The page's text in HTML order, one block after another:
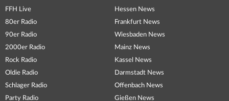
FFH Live
80er Radio
90er Radio
2000er Radio
Rock Radio
Oldie Radio
Schlager Radio
Party Radio
Hessen News
Frankfurt News
Wiesbaden News
Mainz News
Kassel News
Darmstadt News
Offenbach News
Gießen News